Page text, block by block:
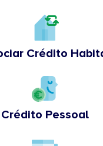
Crédito
Crédito Pessoal